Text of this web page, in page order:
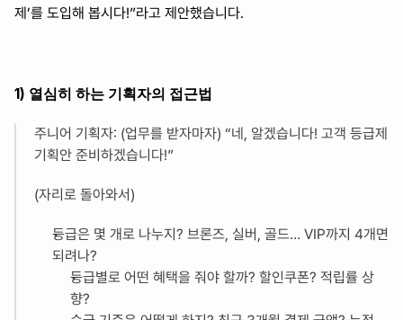
제’를 도입해 봅시다!”라고 제안했습니다.
1) 열심히 하는 기획자의 접근법
주니어 기획자: (업무를 받자마자) “네, 알겠습니다! 고객 등급제
기획안 준비하겠습니다!”
(자리로 돌아와서)
등급은 몇 개로 나누지? 브론즈, 실버, 골드… VIP까지 4개면
되려나?
등급별로 어떤 혜택을 줘야 할까? 할인쿠폰? 적립률 상
향?